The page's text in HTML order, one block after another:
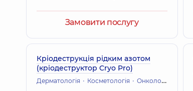
Замовити послугу
Кріодеструкція рідким азотом
(кріодеструктор Cryo Pro)
Дерматологія Косметологія Онкологія